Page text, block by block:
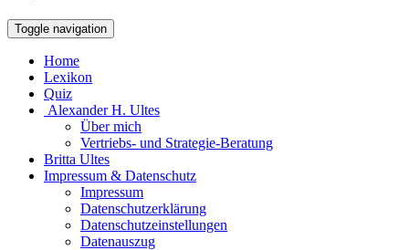
Toggle navigation
Home
Lexikon
Quiz
Alexander H. Ultes
Über mich
Vertriebs- und Strategie-Beratung
Britta Ultes
Impressum & Datenschutz
Impressum
Datenschutzerklärung
Datenschutzeinstellungen
Datenauszug